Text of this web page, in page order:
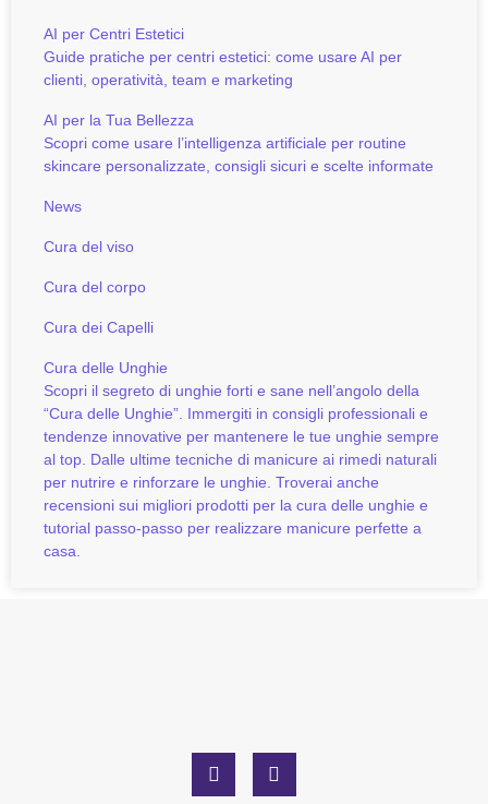
AI per Centri Estetici
Guide pratiche per centri estetici: come usare AI per
clienti, operatività, team e marketing
AI per la Tua Bellezza
Scopri come usare l’intelligenza artificiale per routine
skincare personalizzate, consigli sicuri e scelte informate
News
Cura del viso
Cura del corpo
Cura dei Capelli
Cura delle Unghie
Scopri il segreto di unghie forti e sane nell’angolo della
“Cura delle Unghie”. Immergiti in consigli professionali e
tendenze innovative per mantenere le tue unghie sempre
al top. Dalle ultime tecniche di manicure ai rimedi naturali
per nutrire e rinforzare le unghie. Troverai anche
recensioni sui migliori prodotti per la cura delle unghie e
tutorial passo-passo per realizzare manicure perfette a
casa.